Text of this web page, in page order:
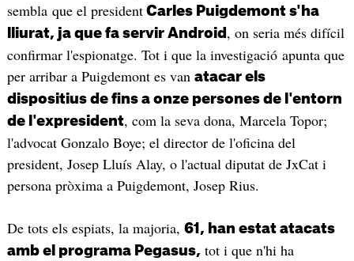
sembla que el presidentCarles Puigdemont s'ha
lliurat, ja que fa servir Android , on seria més difícil
confirmar l'espionatge. Tot i que la investigació apunta que
per arribar a Puigdemont es van atacar els
dispositius de fins a onze persones de l'entorn
de l'expresident, com la seva dona, Marcela Topor;
l'advocat Gonzalo Boye; el director de l'oficina del
president, Josep Lluís Alay, o l'actual diputat de JxCat i
persona pròxima a Puigdemont, Josep Rius.
De tots els espiats, la majoria, 61, han estat atacats
amb el programa Pegasus, tot i que n'hi ha